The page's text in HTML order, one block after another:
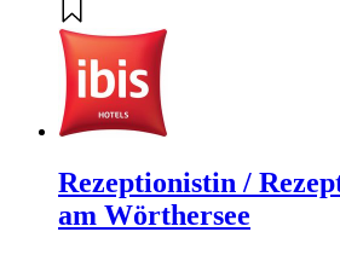
Rezeptionistin /
am Wörthersee